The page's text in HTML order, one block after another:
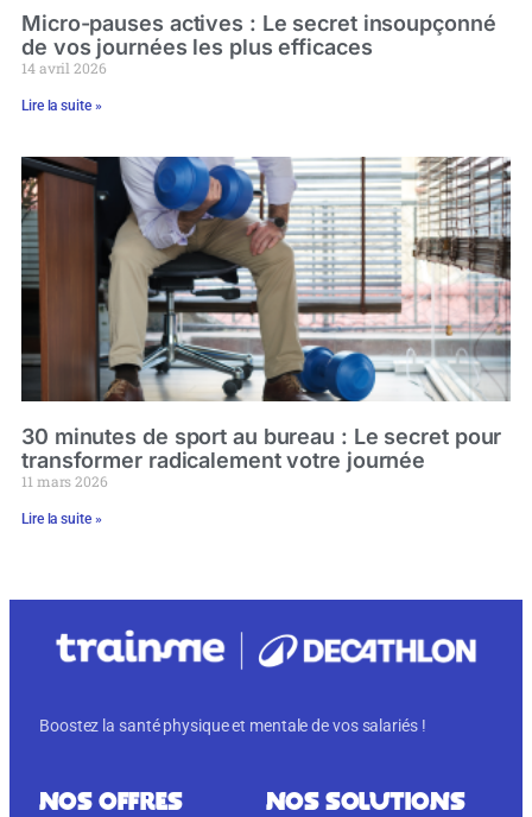
Micro-pauses actives : Le secret insoupçonné
de vos journées les plus efficaces
14 avril 2026
Lire la suite »
30 minutes de sport au bureau : Le secret pour
transformer radicalement votre journée
11 mars 2026
Lire la suite »
Boostez la santé physique et mentale de vos salariés !
NOS OFFRES NOS SOLUTIONS